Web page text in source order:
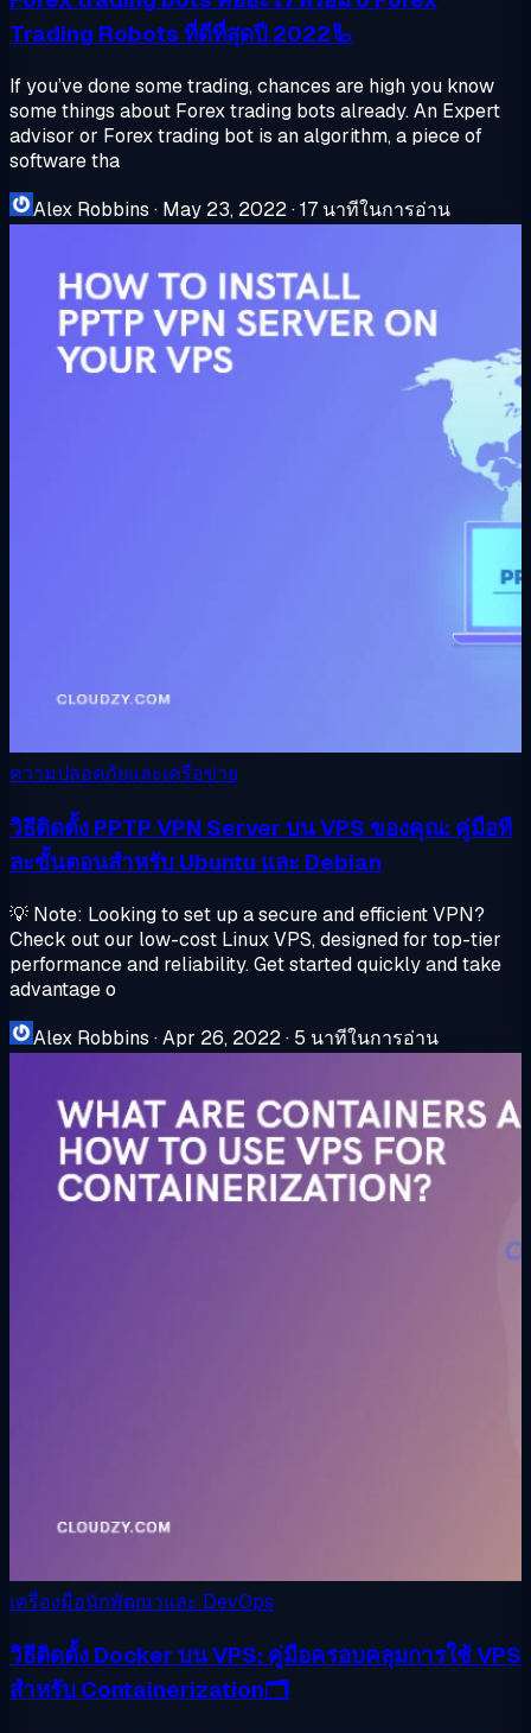
Trading Robots ที่ดีที่สุดปี 2022🦾
If you’ve done some trading, chances are high you know
some things about Forex trading bots already. An Expert
advisor or Forex trading bot is an algorithm, a piece of
software tha
Alex Robbins · May 23, 2022·17 นาทีในการอ่าน
ความปลอดภัยและเครือข่าย
วิธีติดตั้ง PPTP VPN Server บน VPS ของคุณ: คู่มือที
ละขั้นตอนสำหรับ Ubuntu และ Debian
💡 Note: Looking to set up a secure and efficient VPN?
Check out our low-cost Linux VPS, designed for top-tier
performance and reliability. Get started quickly and take
advantage o
Alex Robbins ·Apr 26, 2022· 5 นาทีในการอ่าน
เครื่องมือนักพัฒนาและ DevOps
วิธีติดตั้ง Docker บน VPS: คู่มือครอบคลุมการใช้ VPS
สำหรับ Containerization🗂️